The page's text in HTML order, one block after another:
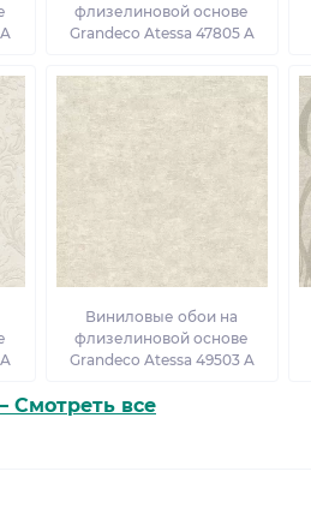
флизелиновой основе
Grandeco Atessa 47805 A
Виниловые обои на
флизелиновой основе
Grandeco Atessa 49503 A
Смотреть все